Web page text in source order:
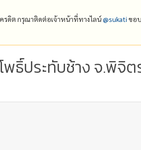
รดิต กรุณาติดต่อเจ้าหน้าที่ทางไลน์@‌sukati ขอ
ธิ์ประทับช้าง จ.พิจิต